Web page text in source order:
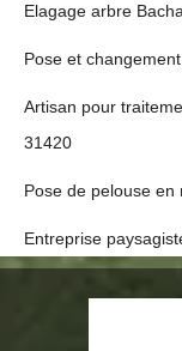
Elagage arbre
Pose et
Artisan pour
31420
Pose de pelouse
Entreprise